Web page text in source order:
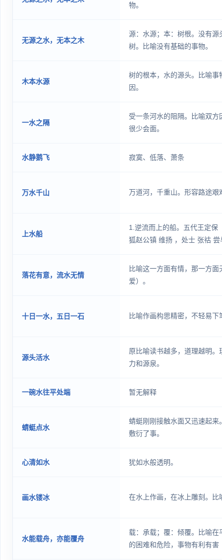
物。
无源之水，无本之木
源：水源；本：树根。没有源
树。比喻没有基础的事物。
木本水源
树的根本，水的源头。比喻事
因。
一水之隔
受一条河水的阻隔。比喻双方
很少会面。
水静鹅飞 寂寞、低落、萧条
万水千山 万道河，千重山。形容路途艰
上水船
1.逆流而上的船。五代王定保
狐赵公镇 维扬 ，处士 张祜
寅 《送朱林修北试》诗:“缓酌
船。”《二十年目睹之怪现状
落花有意，流水无情
比喻这一方面有情，那一方
爱）。
十日一水，五日一石 比喻作画构思精密，不轻易下
源头活水
原比喻读书越多，道理越明。
力和源泉。
一碗水往平处端 暂无解释
蜻蜓点水
蜻蜓刚刚接触水面又迅速起来
敷衍了事。
心清如水 犹如水般透明。
画水镂冰 在水上作画，在冰上雕刻。比
水能载舟，亦能覆舟
载：承载；覆：倾覆。比喻在
的困难和危险，事物有利有害